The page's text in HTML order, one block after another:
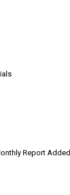
Report Added